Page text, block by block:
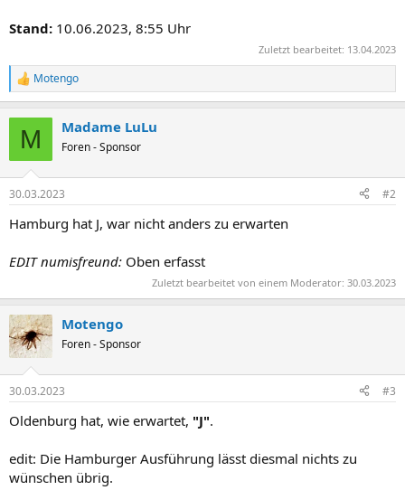
Stand: 10.06.2023, 8:55 Uhr
Zuletzt bearbeitet: 13.04.2023
R
e
e
:
Motengo
M Madame LuLu
Foren - Sponsor
30.03.2023 #2
Hamburg hat J, war nicht anders zu erwarten
EDIT numisfreund: Oben erfasst
Zuletzt bearbeitet von einem Moderator: 30.03.2023
Motengo
Foren - Sponsor
30.03.2023 #3
Oldenburg hat, wie erwartet, "J".
edit: Die Hamburger Ausführung lässt diesmal nichts zu
wünschen übrig.